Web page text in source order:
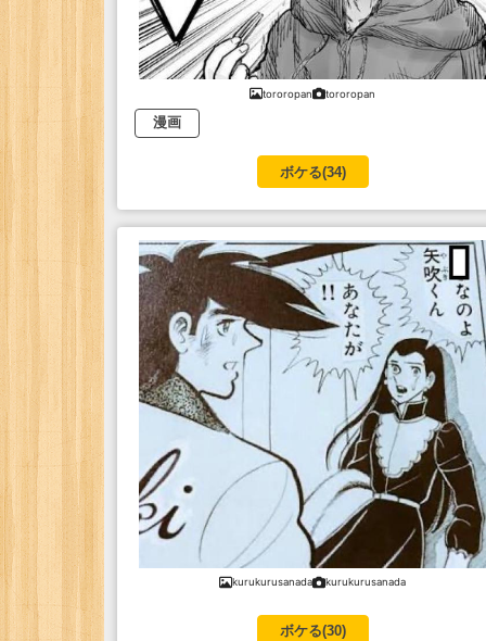
tororopan tororopan
漫画
ボケる(34)
kurukurusanada kurukurusanada
ボケる(30)